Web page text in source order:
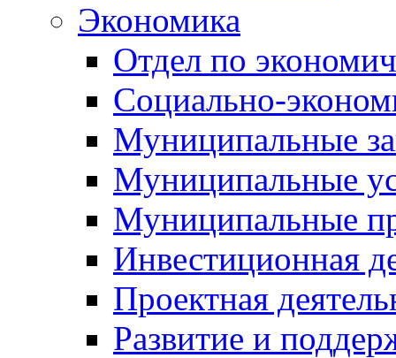
Экономика
Отдел по
Социально-
Муниципальные
Муниципальные
Муниципальные
Инвестиционная
Проектная
Развитие и